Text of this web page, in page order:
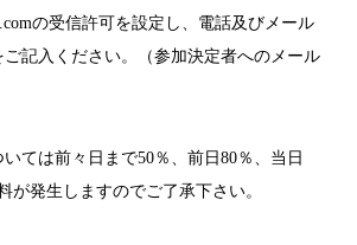
の受信許可を設定し、電話及びメール
記入ください。（参加決定者へのメール
いては前々日まで50％、前日80％、当日
が発生しますのでご了承下さい。